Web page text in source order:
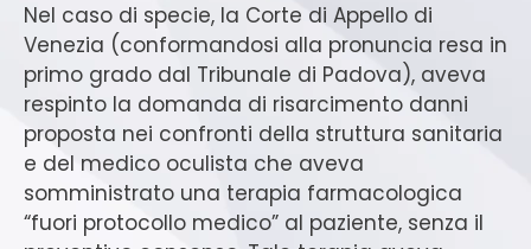
Nel caso di specie, la Corte di Appello di
Venezia (conformandosi alla pronuncia resa in
primo grado dal Tribunale di Padova), aveva
respinto la domanda di risarcimento danni
proposta nei confronti della struttura sanitaria
e del medico oculista che aveva
somministrato una terapia farmacologica
“fuori protocollo medico” al paziente, senza il